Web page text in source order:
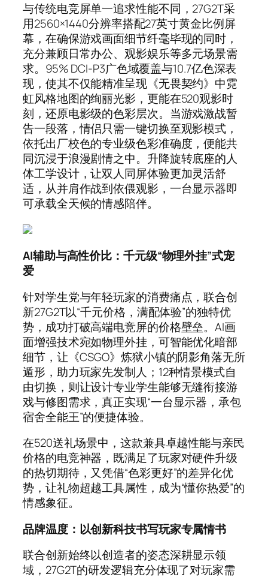
与传统电竞屏单一追求性能不同，27G2T采
用2560×1440分辨率搭配27英寸黄金比例屏
幕，在确保游戏画面细节纤毫毕现的同时，
充分兼顾日常办公、观影娱乐等多元场景需
求。95% DCI-P3广色域覆盖与10.7亿色深表
现，使其不仅能精准呈现《无畏契约》中霓
虹风格地图的绚丽光影，更能在520观影时
刻，还原电影级的色彩层次。当游戏激战暂
告一段落，情侣只需一键切换至观影模式，
依托出厂校色的专业级色彩准确度，便能共
同沉浸于浪漫剧情之中。升降旋转底座的人
体工学设计，让双人同屏体验更加灵活舒
适，从并肩作战到依偎观影，一台显示器即
可承载全天候的情感陪伴。
AI辅助与高性价比：千元级“物理外挂”式宠
爱
针对学生党与年轻玩家的消费痛点，联合创
新27G2T以“千元价格，满配体验”的独特优
势，成功打破高端电竞屏的价格壁垒。AI画
面增强技术宛如物理外挂，可智能优化暗部
细节，让《CSGO》炼狱小镇的阴影角落无所
遁形，助力玩家先发制人；12种情景模式自
由切换，则让设计专业学生能够无缝衔接游
戏与修图需求，真正实现“一台显示器，承包
宿舍全能王”的便捷体验。
在520送礼场景中，这款兼具卓越性能与亲民
价格的电竞神器，既满足了玩家对硬件升级
的热切期待，又凭借“色彩更好”的差异化优
势，让礼物超越工具属性，成为“懂你热爱”的
情感象征。
品牌温度：以创新科技书写玩家专属情书
联合创新始终以创造者的姿态深耕显示领
域，27G2T的研发逻辑充分体现了对玩家需